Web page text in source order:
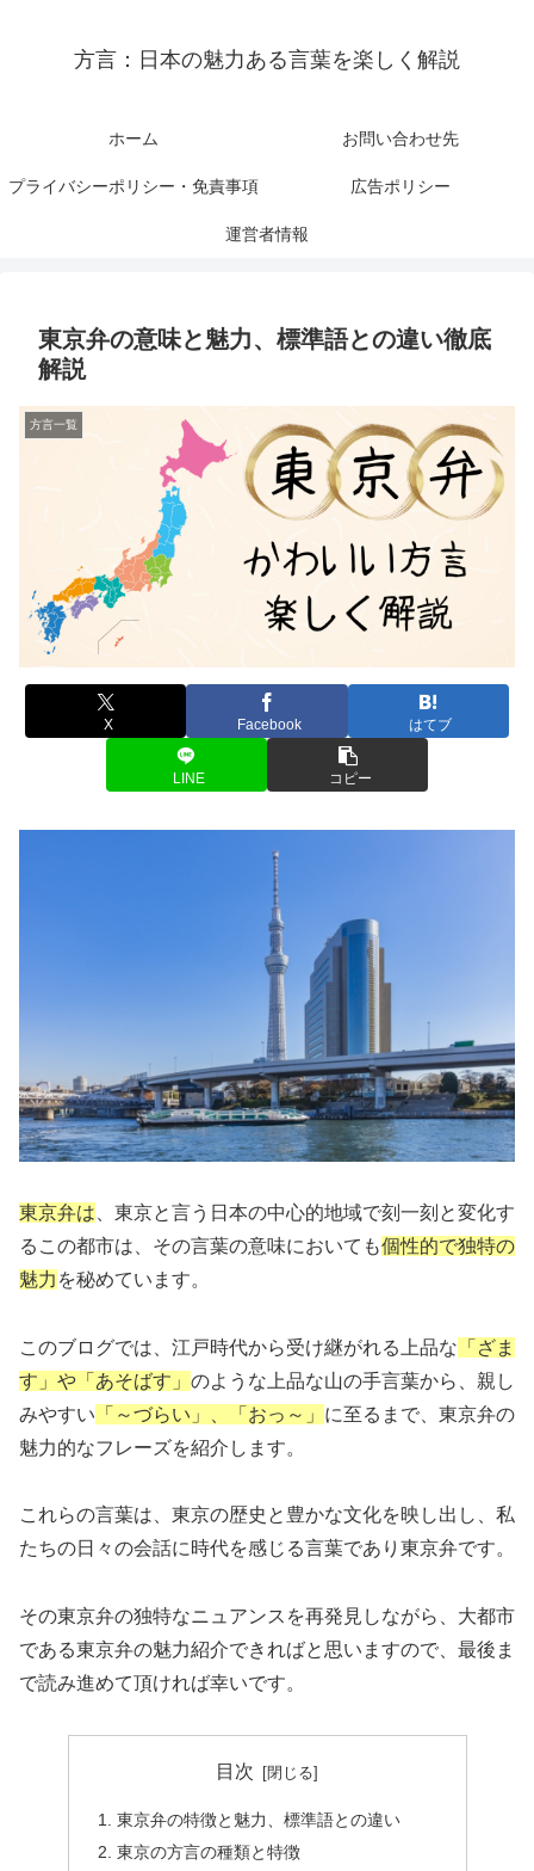
方言：日本の魅力ある言葉を楽しく解説
ホーム お問い合わせ先
プライバシーポリシー・免責事項 広告ポリシー
運営者情報
東京弁の意味と魅力、標準語との違い徹底
解説
方言一覧
X Facebook はてブ
LINE コピー
東京弁は 、東京と言う日本の中心的地域で刻一刻と変化す
るこの都市は、その言葉の意味においても個性的で独特の
魅力 を秘めています。
このブログでは、江戸時代から受け継がれる上品な 「ざま
す」や「あそばす」 のような上品な山の手言葉から、親し
みやすい 「～づらい」、「おっ～」 に至るまで、東京弁の
魅力的なフレーズを紹介します。
これらの言葉は、東京の歴史と豊かな文化を映し出し、私
たちの日々の会話に時代を感じる言葉であり東京弁です。
その東京弁の独特なニュアンスを再発見しながら、大都市
である東京弁の魅力紹介できればと思いますので、最後ま
で読み進めて頂ければ幸いです。
目次
東京弁の特徴と魅力、標準語との違い
東京の方言の種類と特徴